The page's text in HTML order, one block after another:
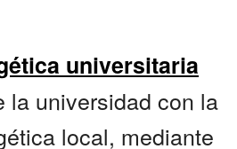
universitaria
la universidad con la
local, mediante